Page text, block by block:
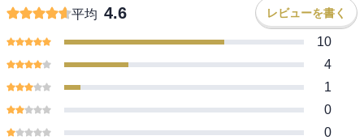
（解説 三田主水）
第27回松本清張賞受賞作。
版を底本としています。
平均 4.6 レビューを書く
10
4
1
0
0